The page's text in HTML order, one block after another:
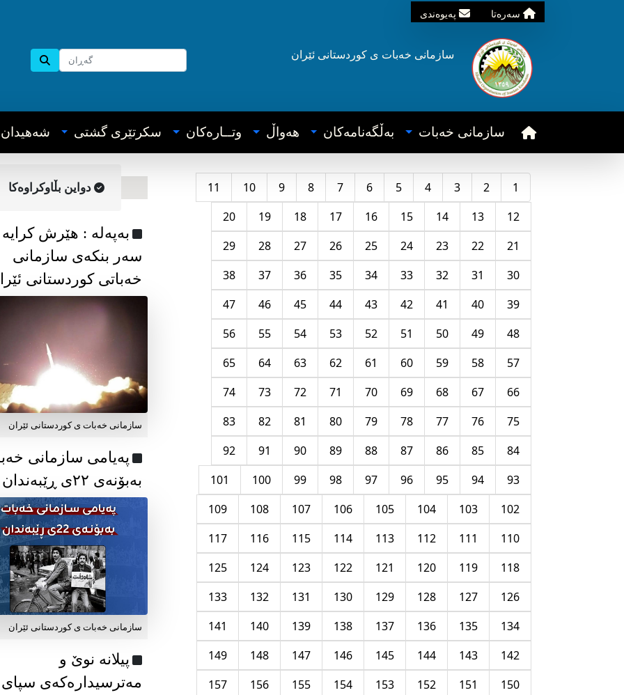
سه‌ره‌تا په‌یوه‌ندی
سازمانی خه‌بات ی کوردستانی ئێران
سازمانی خه‌بات به‌ڵگه‌نامه‌کان هه‌واڵ وتــاره‌کان سکرتێری گشتی شه‌هیدان
1
2
3
4
5
6
7
8
9
10
11
12
13
14
15
16
17
18
19
20
21
22
23
24
25
26
27
28
29
30
31
32
33
34
35
36
37
38
39
40
41
42
43
44
45
46
47
48
49
50
51
52
53
54
55
56
57
58
59
60
61
62
63
64
65
66
67
68
69
70
71
72
73
74
75
76
77
78
79
80
81
82
83
84
85
86
87
88
89
90
91
92
93
94
95
96
97
98
99
100
101
102
103
104
105
106
107
108
109
110
111
112
113
114
115
116
117
118
119
120
121
122
123
124
125
126
127
128
129
130
131
132
133
134
135
136
137
138
139
140
141
142
143
144
145
146
147
148
149
150
151
152
153
154
155
156
157
دواین بڵاوکراوه‌کا
به‌په‌له‌ : هێرش کرایە
سەر بنکەی سازمانی
خەباتی کوردستانی
سازمانی خەبات ی کوردستانی ئێران
پەیامی سازمانی
بەبۆنەی ۲۲ی ڕێبەندان
سازمانی خەبات ی كوردستانی ئێران
پیلانە نوێ و
مەترسیدارەکەی سپای